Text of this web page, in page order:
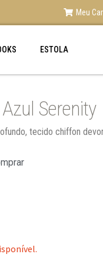
Meu
ESTOLA
Serenity
tecido chiffon